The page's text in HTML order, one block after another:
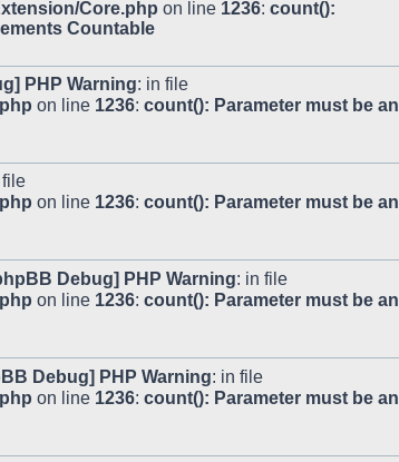
Core.php on line 1236: count():
Countable
PHP Warning: in file
on line 1236: count(): Parameter must be an
file
on line 1236: count(): Parameter must be an
Debug] PHP Warning: in file
on line 1236: count(): Parameter must be an
Debug] PHP Warning: in file
on line 1236: count(): Parameter must be an